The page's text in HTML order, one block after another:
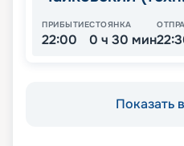
ПРИБЫТИЕ
22:00
СТОЯНКА
0 ч 30 мин
Показать